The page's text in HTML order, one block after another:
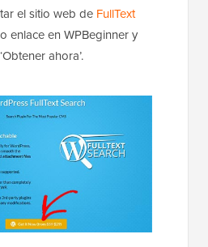
el sitio web de FullText
enlace en WPBeginner y
ahora’.